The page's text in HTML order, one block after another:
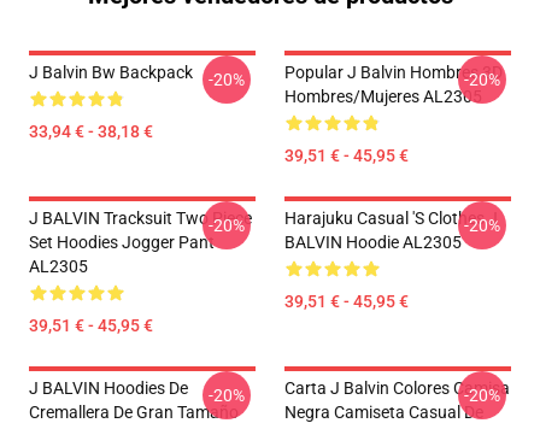
J Balvin Bw Backpack
33,94 € - 38,18 €
-20%
Popular J Balvin Hombres 3D
Hombres/mujeres AL2305
39,51 € - 45,95 €
-20%
J BALVIN Tracksuit Two Piece
Set Hoodies Jogger Pant
AL2305
39,51 € - 45,95 €
-20%
Harajuku Casual 's Clothes J
BALVIN Hoodie AL2305
39,51 € - 45,95 €
-20%
J BALVIN Hoodies De
Cremallera De Gran Tamaño
-20%
Carta J Balvin Colores Camisa
Negra Camiseta Casual De
-20%